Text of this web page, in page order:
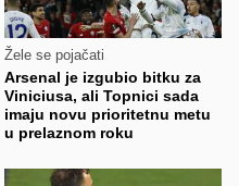
Žele se pojačati
Arsenal je izgubio bitku za
Viniciusa, ali Topnici sada
imaju novu prioritetnu metu
u prelaznom roku